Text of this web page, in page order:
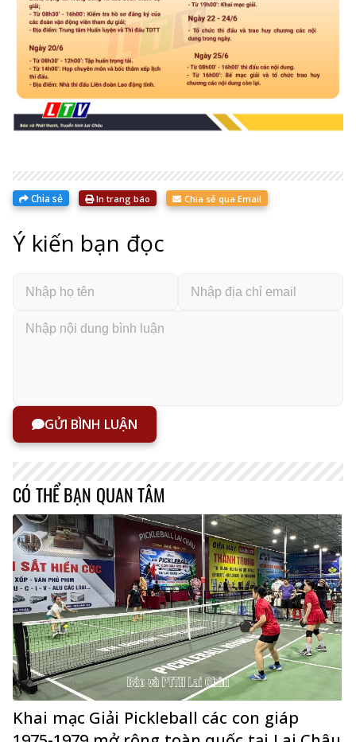
Chia sẻ In trang báo Chia sẻ qua Email
Ý kiến bạn đọc
GỬI BÌNH LUẬN
CÓ THỂ BẠN QUAN TÂM
Khai mạc Giải Pickleball các con giáp